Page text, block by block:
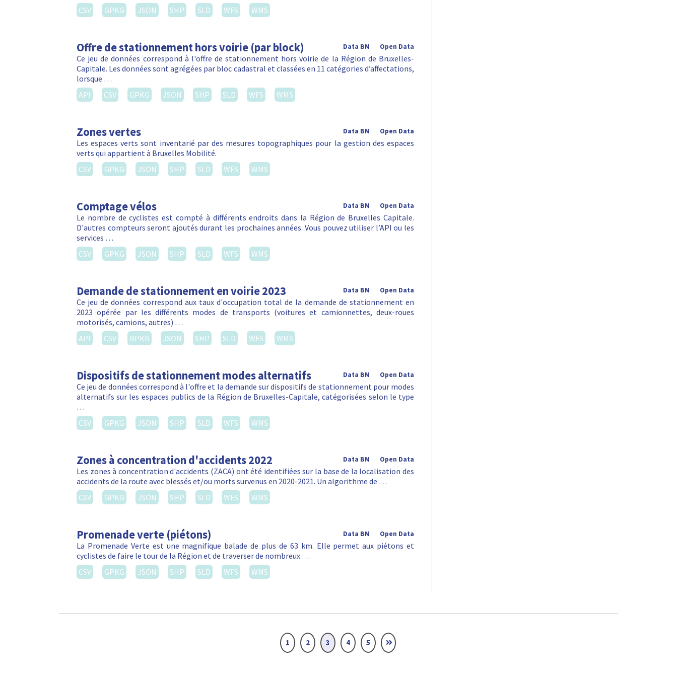
CSV
GPKG JSON SHP SLD WFS WMS
Offre de stationnement hors voirie (par block) Open Data
Data BM
Ce jeu de données correspond à l'offre de stationnement hors voirie de la Région de Bruxelles-
Capitale. Les données sont agrégées par bloc cadastral et classées en 11 catégories d’affectations,
lorsque …
API
CSV GPKG JSON SHP SLD WFS WMS
Zones vertes Open Data
Data BM
Les espaces verts sont inventarié par des mesures topographiques pour la gestion des espaces
verts qui appartient à Bruxelles Mobilité.
CSV
GPKG JSON SHP SLD WFS WMS
Comptage vélos Open Data
Data BM
Le nombre de cyclistes est compté à différents endroits dans la Région de Bruxelles Capitale.
D'autres compteurs seront ajoutés durant les prochaines années. Vous pouvez utiliser l’API ou les
services …
CSV
GPKG JSON SHP SLD WFS WMS
Demande de stationnement en voirie 2023 Open Data
Data BM
Ce jeu de données correspond aux taux d'occupation total de la demande de stationnement en
2023 opérée par les différents modes de transports (voitures et camionnettes, deux-roues
motorisés, camions, autres) …
API
CSV GPKG JSON SHP SLD WFS WMS
Dispositifs de stationnement modes alternatifs Open Data
Data BM
Ce jeu de données correspond à l'offre et la demande sur dispositifs de stationnement pour modes
alternatifs sur les espaces publics de la Région de Bruxelles-Capitale, catégorisées selon le type
…
CSV
GPKG JSON SHP SLD WFS WMS
Zones à concentration d'accidents 2022 Open Data
Data BM
Les zones à concentration d'accidents (ZACA) ont été identifiées sur la base de la localisation des
accidents de la route avec blessés et/ou morts survenus en 2020-2021. Un algorithme de …
CSV
GPKG JSON SHP SLD WFS WMS
Promenade verte (piétons) Open Data
Data BM
La Promenade Verte est une magnifique balade de plus de 63 km. Elle permet aux piétons et
cyclistes de faire le tour de la Région et de traverser de nombreux …
CSV
GPKG JSON SHP SLD WFS WMS
1 2 3 4 5